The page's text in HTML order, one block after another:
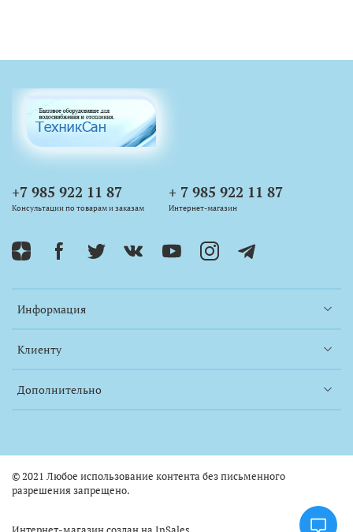
Информация
Клиенту
Дополнительно
+7 985 922 11 87
Консультации по товарам и заказам
+ 7 985 922 11 87
Интернет-магазин
© 2021 Любое использование контента без письменного
разрешения запрещено.